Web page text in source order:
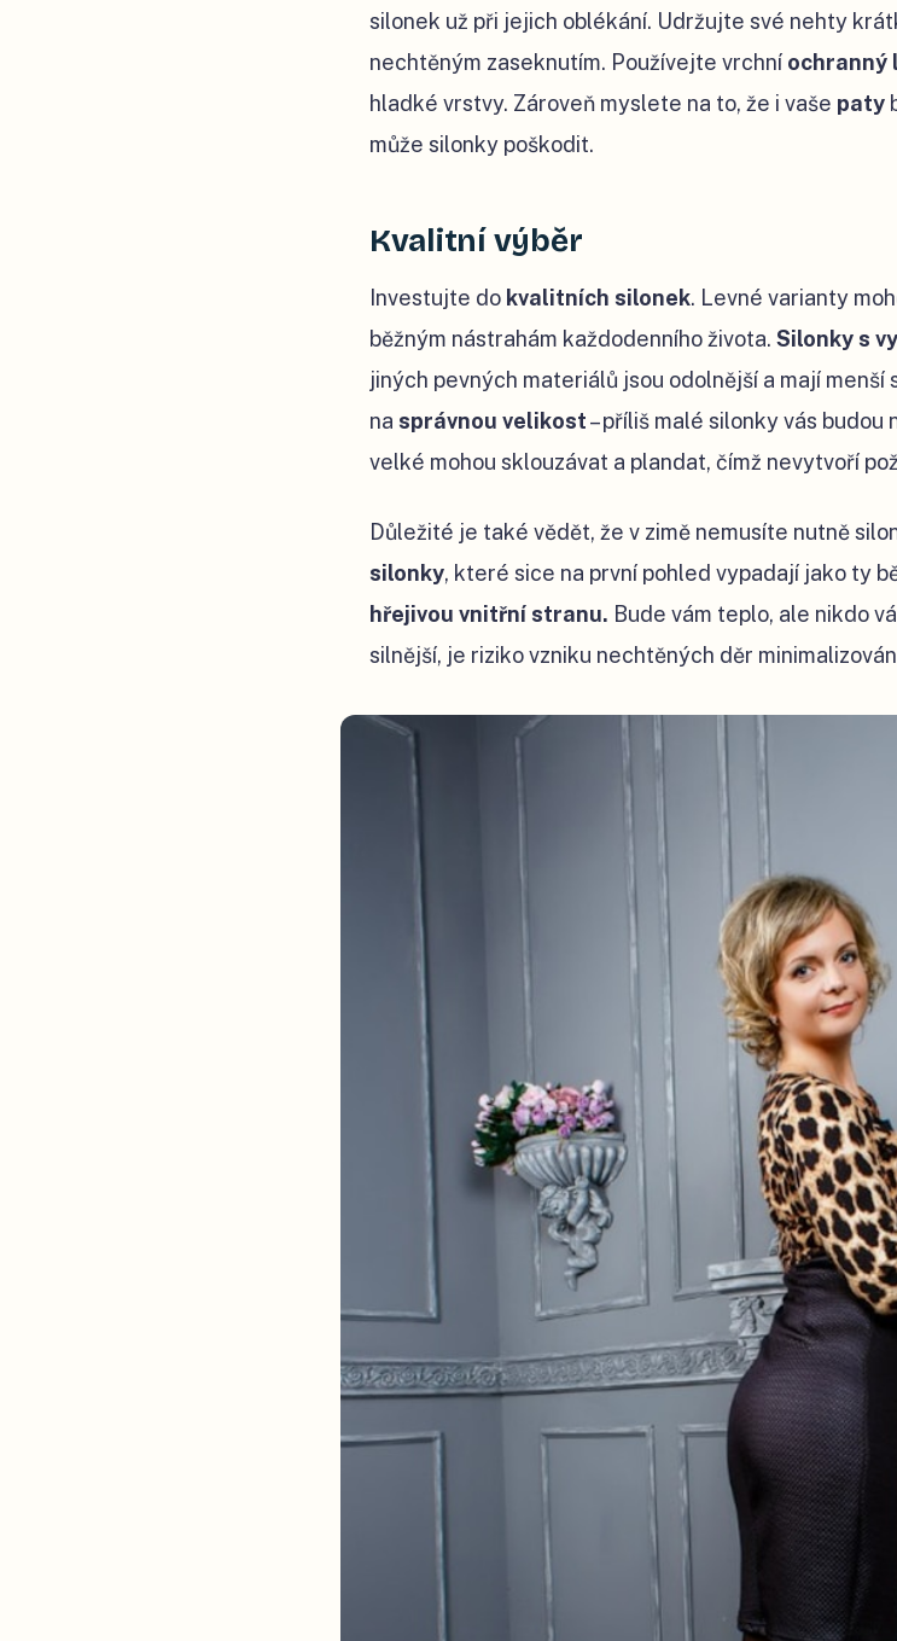
silonek už při jejich oblékání. Udržujte své nehty
nechtěným zaseknutím. Používejte vrchní ochranný
hladké vrstvy. Zároveň myslete na to, že i vaše paty
může silonky poškodit.
Kvalitní výběr
Investujte do kvalitních silonek. Levné varianty
běžným nástrahám každodenního života. Silonky s
jiných pevných materiálů jsou odolnější a mají
na správnou velikost– příliš malé silonky vás
velké mohou sklouzávat a plandat, čímž nevytvoří
Důležité je také vědět, že v zimě nemusíte nutně
silonky, které sice na první pohled vypadají jako ty
hřejivou vnitřní stranu. Bude vám teplo, ale nikdo
silnější, je riziko vzniku nechtěných děr